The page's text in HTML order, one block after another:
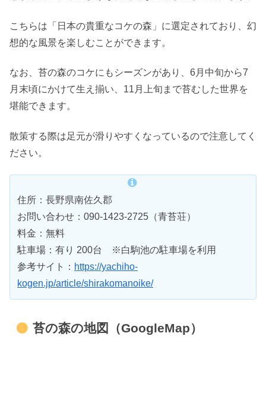
こちらは「日本の貴重なコケの森」に選定されており、幻
想的な風景を楽しむことができます。
なお、苔の森のコケにもシーズンがあり、6月中旬から7
月末頃にかけて生え揃い、11月上旬まで苔むした世界を
堪能できます。
散策する際は足元が滑りやすくなっているので注意してく
ださい。
住所：長野県南佐久郡
お問い合わせ：090-1423-2725（青苔荘）
料金：無料
駐車場：有り 200台 ※白駒池の駐車場を利用
参考サイト： https://yachiho-
kogen.jp/article/shirakomanoike/
苔の森の地図（GoogleMap）